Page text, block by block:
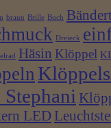
braun Brille Buch
Dreieck
Häsin Klöppel
LED